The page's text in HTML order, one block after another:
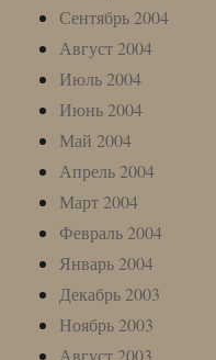
Сентябрь 2004
Август 2004
Июль 2004
Июнь 2004
Май 2004
Апрель 2004
Март 2004
Февраль 2004
Январь 2004
Декабрь 2003
Ноябрь 2003
Август 2003